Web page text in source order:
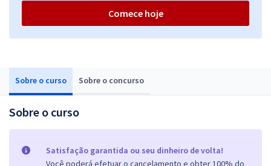
Sobre o curso Sobre o concurso
Sobre o curso
Satisfação garantida ou seu dinheiro de volta!
Você poderá efetuar o cancelamento e obter 100% do
Comece hoje